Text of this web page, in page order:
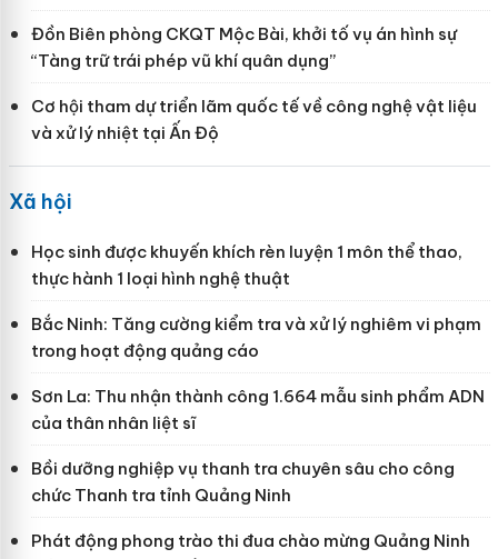
Đồn Biên phòng CKQT Mộc Bài, khởi tố vụ án hình sự
“Tàng trữ trái phép vũ khí quân dụng”
Cơ hội tham dự triển lãm quốc tế về công nghệ vật liệu
và xử lý nhiệt tại Ấn Độ
Xã hội
Học sinh được khuyến khích rèn luyện 1 môn thể thao,
thực hành 1 loại hình nghệ thuật
Bắc Ninh: Tăng cường kiểm tra và xử lý nghiêm vi phạm
trong hoạt động quảng cáo
Sơn La: Thu nhận thành công 1.664 mẫu sinh phẩm ADN
của thân nhân liệt sĩ
Bồi dưỡng nghiệp vụ thanh tra chuyên sâu cho công
chức Thanh tra tỉnh Quảng Ninh
Phát động phong trào thi đua chào mừng Quảng Ninh